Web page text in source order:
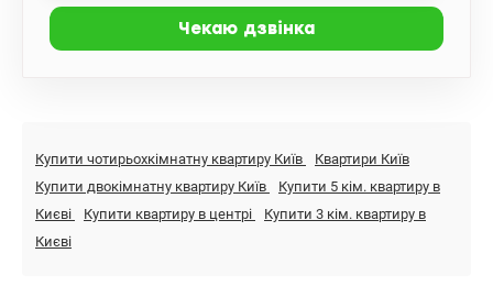
Купити чотирьохкімнатну квартиру Київ
Квартири Київ
Купити двокімнатну квартиру Київ
Купити 5 кім. квартиру в
Києві
Купити квартиру в центрі
Купити 3 кім. квартиру в
Києві